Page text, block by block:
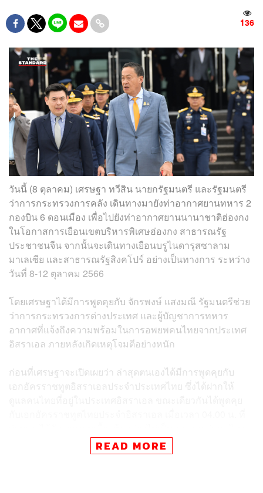
136
วันนี้ (8 ตุลาคม) เศรษฐา ทวีสิน นายกรัฐมนตรี และรัฐมนตรี
ว่าการกระทรวงการคลัง เดินทางมายังท่าอากาศยานทหาร 2
กองบิน 6 ดอนเมือง เพื่อไปยังท่าอากาศยานนานาชาติฮ่องกง
ในโอกาสการเยือนเขตบริหารพิเศษฮ่องกง สาธารณรัฐ
ประชาชนจีน จากนั้นจะเดินทางเยือนบรูไนดารุสซาลาม
มาเลเซีย และสาธารณรัฐสิงคโปร์ อย่างเป็นทางการ ระหว่าง
วันที่ 8-12 ตุลาคม 2566
โดยเศรษฐาได้มีการพูดคุยกับ จักรพงษ์ แสงมณี รัฐมนตรีช่วย
ว่าการกระทรวงการต่างประเทศ และผู้บัญชาการทหาร
อากาศที่แจ้งถึงความพร้อมในการอพยพคนไทยจากประเทศ
อิสราเอล ภายหลังเกิดเหตุโจมตีอย่างหนัก
ก่อนที่เศรษฐาจะเปิดเผยว่า ล่าสุดตนเองได้มีการพูดคุยกับ
เอกอัครราชทูตอิสราเอลประจำประเทศไทย ซึ่งได้ฝากให้
เสียชีวิต 1 คน และมีแรงงานที่เข้าใจว่าถูกกักตัวหรือกักขัง 11
คน ซึ่งยังไม่ได้รับรายงานว่าอยู่ตรงจุดไหน หรืออยู่ตรงส่วน
READ MORE